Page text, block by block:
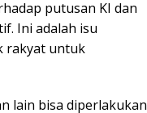
putusan KI dan
Ini adalah isu
rakyat untuk
lain bisa diperlakukan